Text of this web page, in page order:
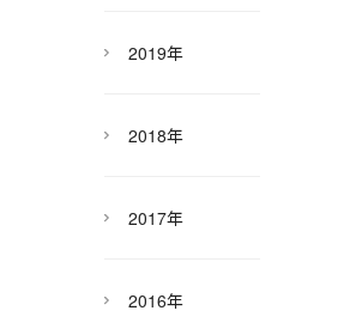
2019年
2018年
2017年
2016年